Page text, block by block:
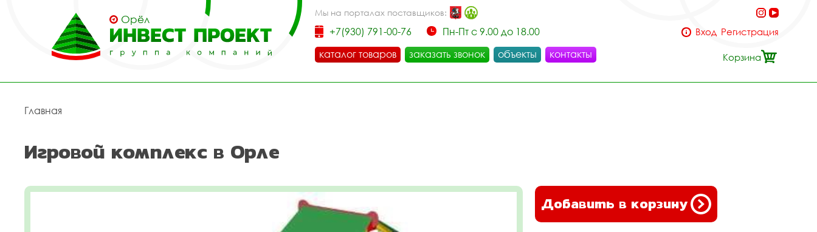
Орёл
Мы на порталах поставщиков:
+7(930) 791-00-76
Пн-Пт с 9.00 до 18.00
каталог товаров
заказать звонок объекты контакты
Вход Регистрация
Корзина
Главная
Игровой комплекс в Орле
Добавить в корзину